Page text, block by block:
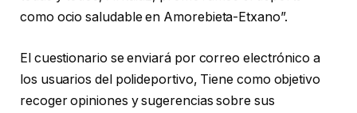
como ocio saludable en Amorebieta-Etxano”.
El cuestionario se enviará por correo electrónico a
los usuarios del polideportivo, Tiene como objetivo
recoger opiniones y sugerencias sobre sus